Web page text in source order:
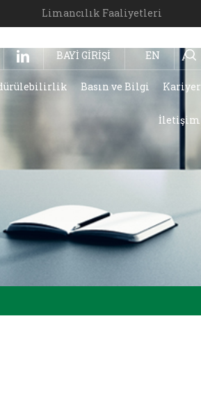
Limancılık Faaliyetleri
BAYİ GİRİŞİ EN
Basın ve Bilgi Kariyer
İletişim